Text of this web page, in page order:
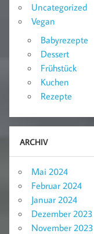
Uncategorized
Vegan
Babyrezepte
Dessert
Frühstück
Kuchen
Rezepte
ARCHIV
Mai 2024
Februar 2024
Januar 2024
Dezember 2023
November 2023